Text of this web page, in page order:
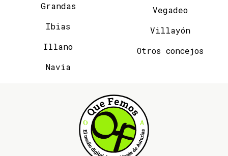
Grandas
Ibias
Illano
Navia
Vegadeo
Villayón
Otros concejos